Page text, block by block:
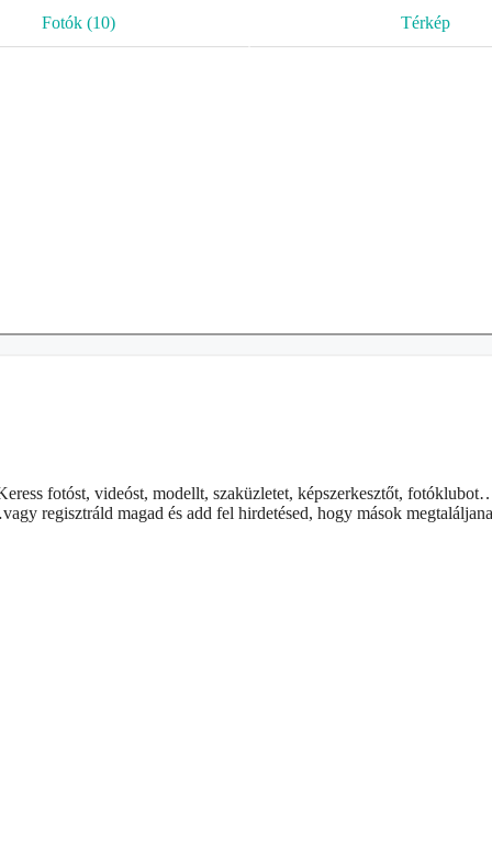
Fotók (10) Térkép
fotóst, videóst, modellt, szaküzletet, képszerkesztőt,
regisztráld magad és add fel hirdetésed, hogy mások